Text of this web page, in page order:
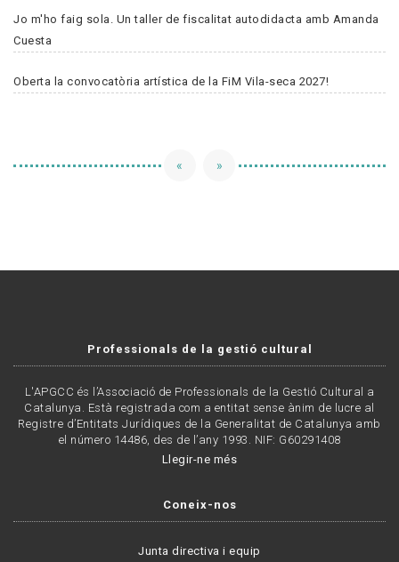
Jo m'ho faig sola. Un taller de fiscalitat autodidacta amb Amanda
Cuesta
Oberta la convocatòria artística de la FiM Vila-seca 2027!
« »
Professionals de la gestió cultural
L'APGCC és l’Associació de Professionals de la Gestió Cultural a
Catalunya. Està registrada com a entitat sense ànim de lucre al
Registre d’Entitats Jurídiques de la Generalitat de Catalunya amb
el número 14486, des de l’any 1993. NIF: G60291408
Llegir-ne més
Coneix-nos
Junta directiva i equip